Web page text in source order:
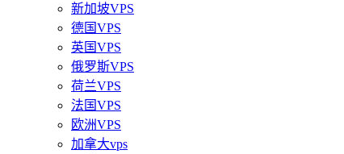
新加坡VPS
德国VPS
英国VPS
俄罗斯VPS
荷兰VPS
法国VPS
欧洲VPS
加拿大vps